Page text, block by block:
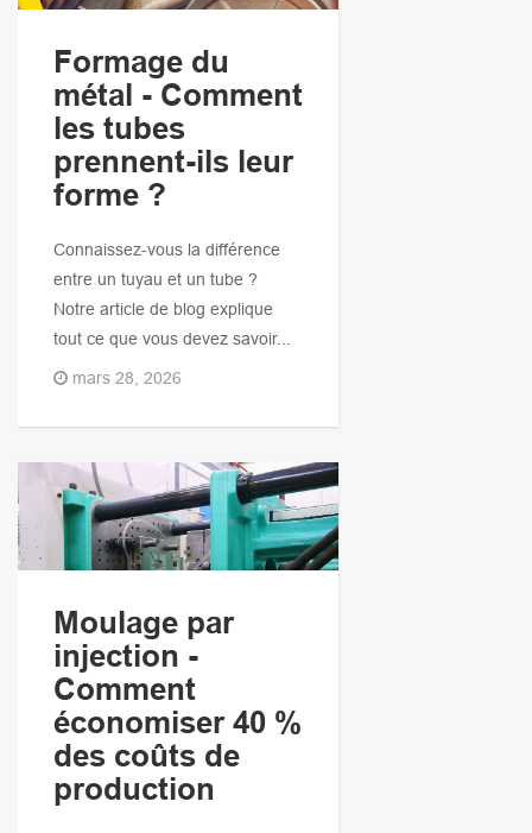
Formage du
métal - Comment
les tubes
prennent-ils leur
forme ?
Connaissez-vous la différence
entre un tuyau et un tube ?
Notre article de blog explique
tout ce que vous devez savoir...
mars 28, 2026
Moulage par
injection -
Comment
économiser 40 %
des coûts de
production